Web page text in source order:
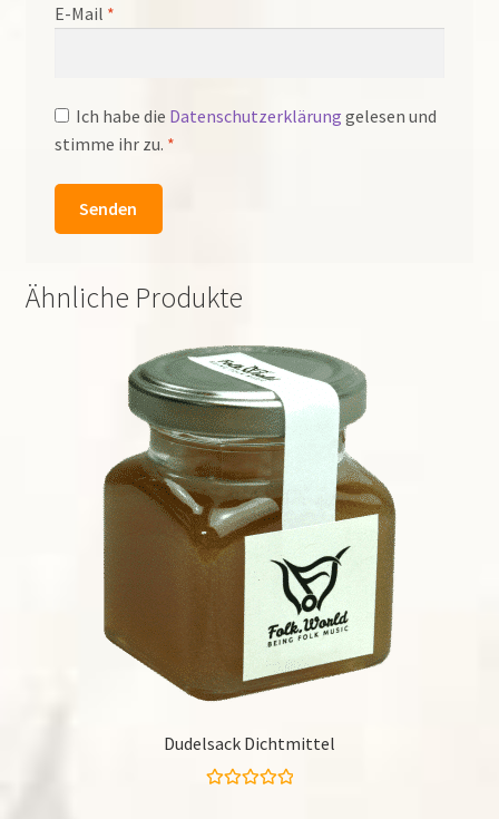
E-Mail *
Ich habe die Datenschutzerklärung gelesen und
stimme ihr zu. *
Ähnliche Produkte
Dudelsack Dichtmittel